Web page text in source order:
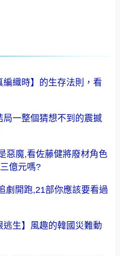
織時】的生存法則，看
一整個猜想不到的震撼
惡魔,看佐藤健將廢材角色
億元嗎?
劇開跑,21部你應該要看過
生】風趣的韓國災難動